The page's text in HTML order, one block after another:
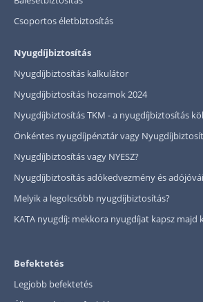
Csoportos életbiztosítás
Nyugdíjbiztosítás
Nyugdíjbiztosítás kalkulátor
Nyugdíjbiztosítás hozamok 2024
Nyugdíjbiztosítás TKM - a nyugdíjbiztosítás
Önkéntes nyugdíjpénztár vagy
Nyugdíjbiztosítás vagy NYESZ?
Nyugdíjbiztosítás adókedvezmény és
Melyik a legolcsóbb nyugdíjbiztosítás?
KATA nyugdíj: mekkora nyugdíjat kapsz majd
Befektetés
Legjobb befektetés